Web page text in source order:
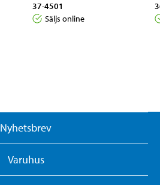
37-4501
Säljs online
Nyhetsbrev
Varuhus